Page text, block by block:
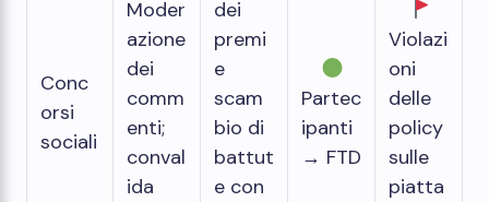
Conc
orsi
sociali
Moder
azione
dei
comm
enti;
conval
ida
dei
premi
e
scam
bio di
battut
e con
Partec
ipanti
→ FTD
Violazi
oni
delle
policy
sulle
piatta